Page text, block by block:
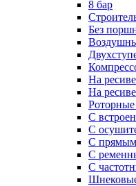
8 бар
Без
На
На
С
С
С
С
С